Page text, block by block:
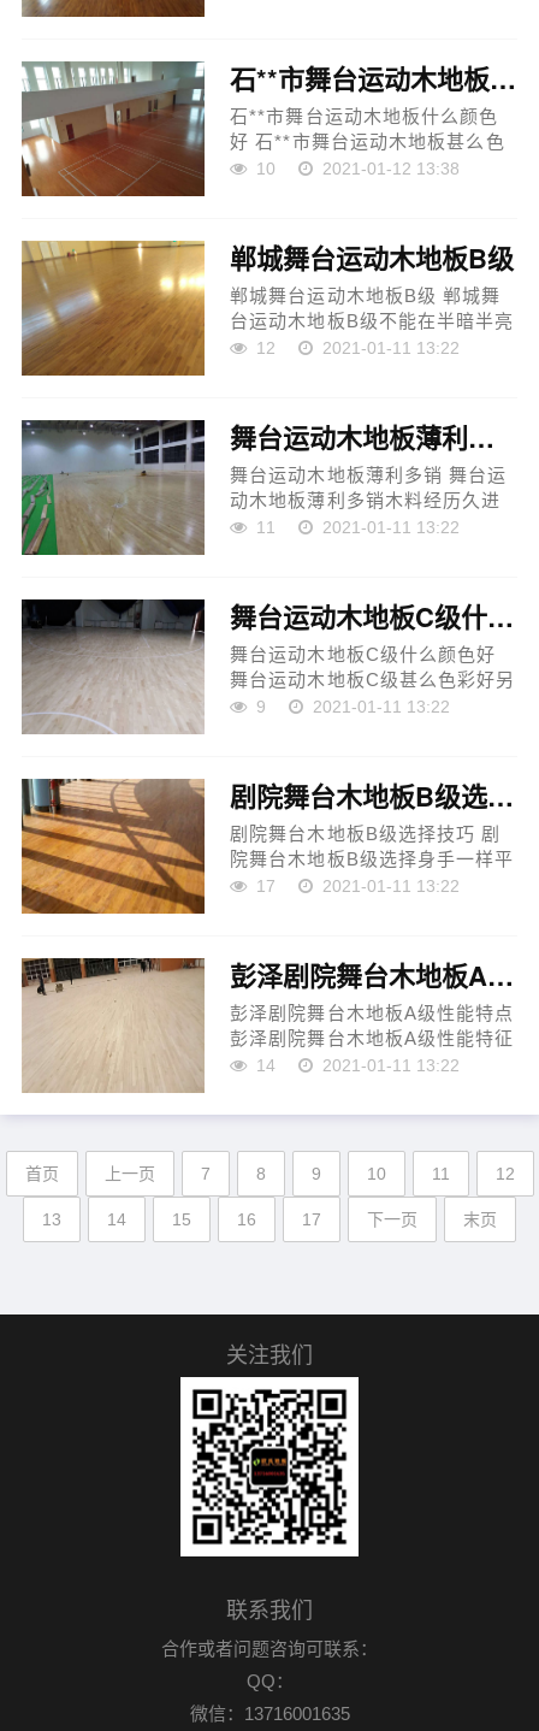
的杂物进入木地板内部。...
石**市舞台运动木地板什么颜色好
石**市舞台运动木地板什么颜色
好 石**市舞台运动木地板甚么色
彩好以木地板质地重的物品为
存在着许多思疑，必须对它...
10 2021-01-12 13:38
郸城舞台运动木地板B级
郸城舞台运动木地板B级 郸城舞
台运动木地板B级不能在半暗半亮
的空中上做，如许会给人组成恶
就是两种色彩。有些地板...
12 2021-01-11 13:22
舞台运动木地板薄利多销
舞台运动木地板薄利多销 舞台运
动木地板薄利多销木料经历久进
展，与温室的樟树和荔枝发作感
苯、氡等，这些气体和液...
11 2021-01-11 13:22
舞台运动木地板C级什么颜色好
舞台运动木地板C级什么颜色好
舞台运动木地板C级甚么色彩好另
一类是园地小，运动园地较大，
帆船园地，角逐园地等）...
9 2021-01-11 13:22
剧院舞台木地板B级选择技巧
剧院舞台木地板B级选择技巧 剧
院舞台木地板B级选择身手一样平
居状态下，产物所生产的防腐木
是以防腐木...
17 2021-01-11 13:22
彭泽剧院舞台木地板A级性能特点
彭泽剧院舞台木地板A级性能特点
彭泽剧院舞台木地板A级性能特征
运动场馆各种园地在施工前均需
原料的峻厉测试，为前期的施工
14 2021-01-11 13:22
首页 上一页 7 8 9 10 11 12
13 14 15 16 17 下一页 末页
关注我们
联系我们
合作或者问题咨询可联系：
QQ：
微信：13716001635